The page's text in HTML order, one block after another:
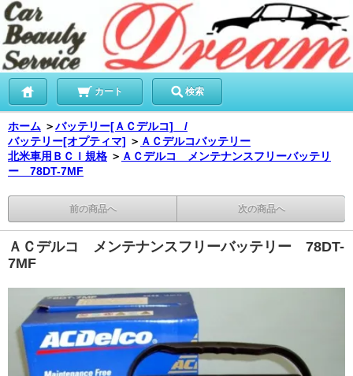
カート 検索
ホーム ＞バッテリー[ＡＣデルコ] /
バッテリー[オプティマ] ＞ ＡＣデルコバッテリー
北米車用ＢＣＩ規格 ＞ ＡＣデルコ メンテナンスフリーバッテリ
ー 78DT-7MF
前の商品へ 次の商品へ
ＡＣデルコ メンテナンスフリーバッテリー 78DT-
7MF